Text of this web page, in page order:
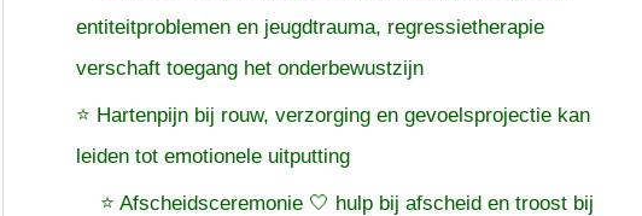
entiteitproblemen en jeugdtrauma, regressietherapie
verschaft toegang het onderbewustzijn
⭐ Hartenpijn bij rouw, verzorging en gevoelsprojectie kan
leiden tot emotionele uitputting
⭐ Afscheidsceremonie 🤍 hulp bij afscheid en troost bij